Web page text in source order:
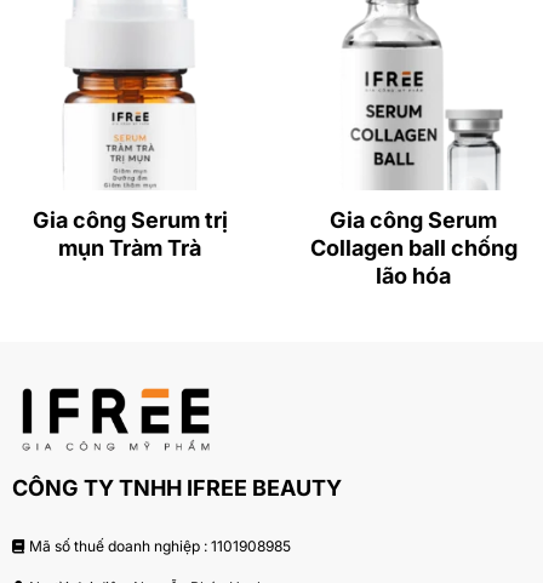
– Chiết xuất 7 loại thảo dược, hỗn hợp giàu arbutin từ
mạn việt quất, vitamin E, vitamin C, vitamin P, vitamin F
và chất chống oxy hóa, giúp ngăn chặn các dấu hiệu
lão hóa, tăng cường làm trắng và bảo vệ tế bào khỏi bị
tấn công từ ánh nắng gay gắt và môi trường ô nhiễm.
Ngoài serum trị nám ra thì
serum collagen dạng viên
được gia công bởi IFREE
cũng có tác dụng trị nám rất
hiệu quả.
– Sản phẩm không chứa các thành phần dễ gây kích
ứng như paraben, formaldehyde.
– Phù hợp với mọi loại da, đặc biệt là làn da bị nám, tối
Gia công Serum trị
mụn Tràm Trà
Gia công Serum
Collagen ball chống
lão hóa
CÔNG TY TNHH IFREE BEAUTY
Mã số thuế doanh nghiệp : 1101908985